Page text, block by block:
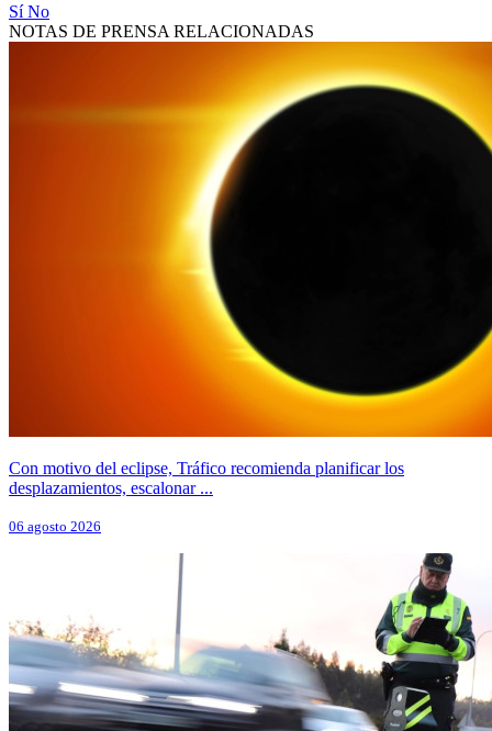
SíNo
NOTAS DE PRENSA RELACIONADAS
Con motivo del eclipse, Tráfico recomienda planificar los
desplazamientos, escalonar ...
06 agosto 2026